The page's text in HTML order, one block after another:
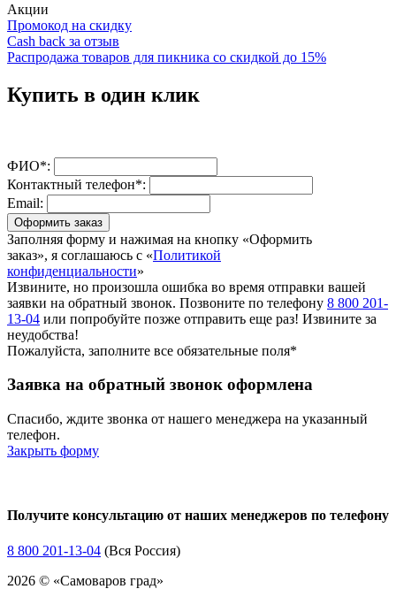
Акции
Промокод на скидку
Cash back за отзыв
Распродажа товаров для пикника со скидкой до 15%
Купить в один клик
ФИО*:
Контактный телефон*:
Email:
Оформить заказ
Заполняя форму и нажимая на кнопку «Оформить
заказ», я соглашаюсь с «Политикой
конфиденциальности»
Извините, но произошла ошибка во время отправки вашей
заявки на обратный звонок. Позвоните по телефону 8 800 201-
13-04 или попробуйте позже отправить еще раз! Извините за
неудобства!
Пожалуйста, заполните все обязательные поля*
Заявка на обратный звонок оформлена
Спасибо, ждите звонка от нашего менеджера на указанный
телефон.
Закрыть форму
Получите консультацию от наших менеджеров по телефону
8 800 201-13-04 (Вся Россия)
2026 © «Самоваров град»